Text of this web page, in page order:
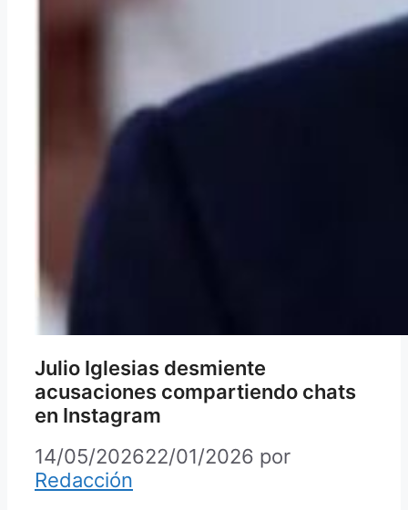
Julio Iglesias desmiente
acusaciones compartiendo chats
en Instagram
14/05/202622/01/2026 por
Redacción